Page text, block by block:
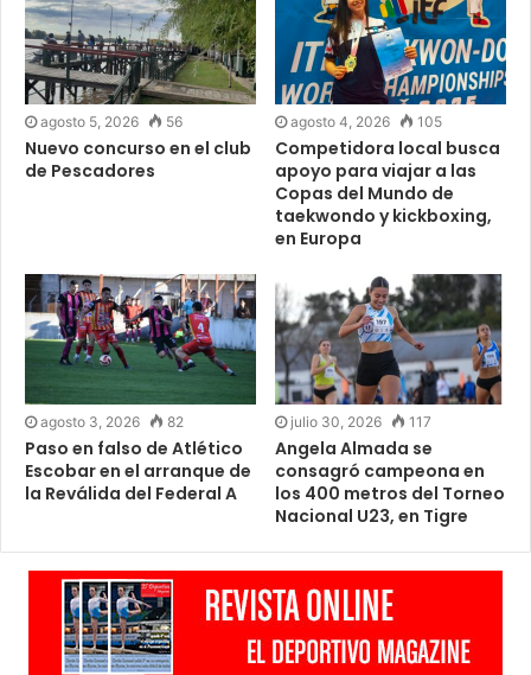
agosto 5, 2026 56
Nuevo concurso en el club
de Pescadores
agosto 4, 2026 105
Competidora local busca
apoyo para viajar a las
Copas del Mundo de
taekwondo y kickboxing,
en Europa
agosto 3, 2026 82
Paso en falso de Atlético
Escobar en el arranque de
la Reválida del Federal A
julio 30, 2026 117
Angela Almada se
consagró campeona en
los 400 metros del Torneo
Nacional U23, en Tigre